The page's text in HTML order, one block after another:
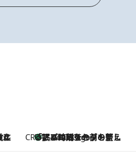
CREA'S CHOICE
3 Hours Ago
「眠る時刻をセットする」——眠りの前を整える、バルミューダの新しいアプローチ